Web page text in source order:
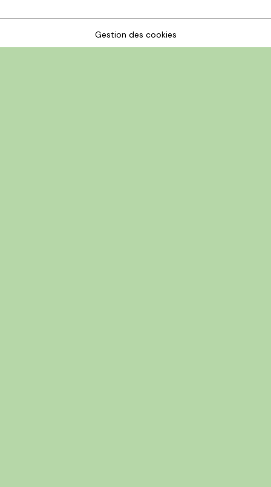
Gestion des cookies